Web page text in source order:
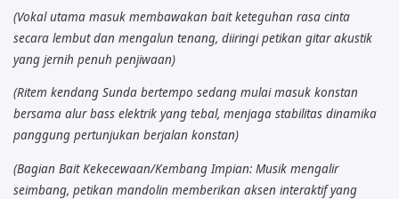
(Vokal utama masuk membawakan bait keteguhan rasa cinta
secara lembut dan mengalun tenang, diiringi petikan gitar akustik
yang jernih penuh penjiwaan)
(Ritem kendang Sunda bertempo sedang mulai masuk konstan
bersama alur bass elektrik yang tebal, menjaga stabilitas dinamika
panggung pertunjukan berjalan konstan)
(Bagian Bait Kekecewaan/Kembang Impian: Musik mengalir
seimbang, petikan mandolin memberikan aksen interaktif yang